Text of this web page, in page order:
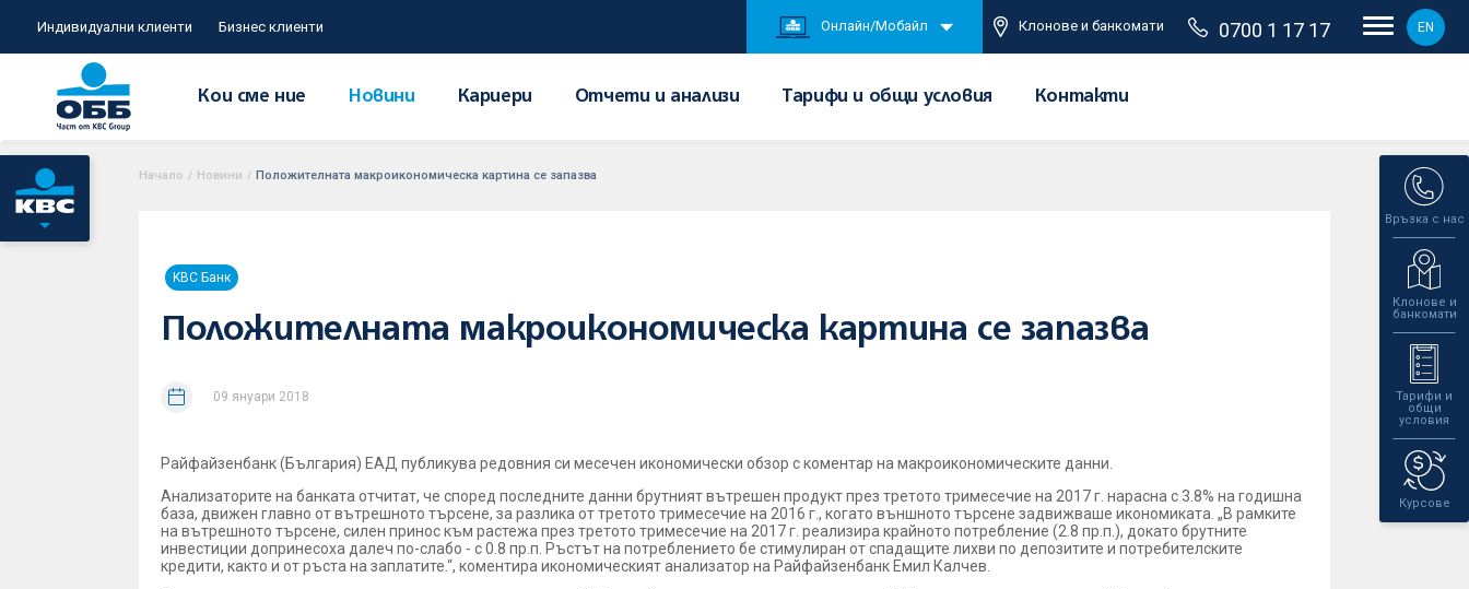
Индивидуални клиенти Бизнес клиенти Онлайн/Мобайл Клонове и банкомати 0700 1 17 17 EN
Кои сме ние Новини Кариери Отчети и анализи Тарифи и общи условия Контакти
Връзка с нас
Клонове и
банкомати
Тарифи и
общи
условия
Курсове
Начало / Новини / Положителната макроикономическа картина се запазва
KBC Банк
Положителната макроикономическа картина се запазва
09 януари 2018
Райфайзенбанк (България) ЕАД публикува редовния си месечен икономически обзор с коментар на макроикономическите данни.
Анализаторите на банката отчитат, че според последните данни брутният вътрешен продукт през третото тримесечие на 2017 г. нарасна с 3.8% на годишна
база, движен главно от вътрешното търсене, за разлика от третото тримесечие на 2016 г., когато външното търсене задвижваше икономиката. „В рамките
на вътрешното търсене, силен принос към растежа през третото тримесечие на 2017 г. реализира крайното потребление (2.8 пр.п.), докато брутните
инвестиции допринесоха далеч по-слабо - с 0.8 пр.п. Ръстът на потреблението бе стимулиран от спадащите лихви по депозитите и потребителските
кредити, както и от ръста на заплатите.“, коментира икономическият анализатор на Райфайзенбанк Емил Калчев.